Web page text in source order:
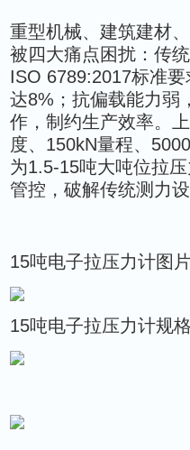
重型机械、建筑建材
被四大痛点困扰：传
ISO 6789:2017标准
达8%；抗偏载能力弱
作，制约生产效率。
度、150kN量程、
为1.5-15吨大吨位拉
管控，破解传统测力
15吨电子拉压力计图
15吨电子拉压力计规